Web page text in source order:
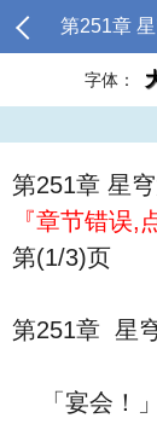
字体：
第251章 星
『章节错误,
第(1/3)页
第251章 星
「宴会！」